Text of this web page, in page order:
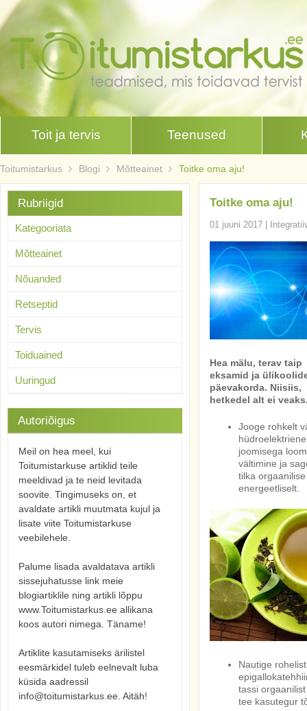
Toit ja tervis Teenused
Toitumistarkus Blogi Mõtteainet Toitke oma aju!
Toitke oma aju!
01 juuni 2017
Hea mälu, terav
eksamid ja
päevakorda.
hetkedel alt ei
Jooge rohkelt
joomisega
vältimine ja
tilka
energeetliselt.
Nautige
tassi
tee kasutegur
Rubriigid
Kategooriata
Mõtteainet
Nõuanded
Retseptid
Tervis
Toiduained
Uuringud
Autoriõigus
Meil on hea meel, kui
Toitumistarkuse artiklid teile
meeldivad ja te neid levitada
soovite. Tingimuseks on, et
avaldate artikli muutmata kujul ja
lisate viite Toitumistarkuse
veebilehele.
Palume lisada avaldatava artikli
sissejuhatusse link meie
blogiartiklile ning artikli lõppu
www.Toitumistarkus.ee allikana
koos autori nimega. Täname!
Artiklite kasutamiseks ärilistel
eesmärkidel tuleb eelnevalt luba
küsida aadressil
info@toitumistarkus.ee. Aitäh!